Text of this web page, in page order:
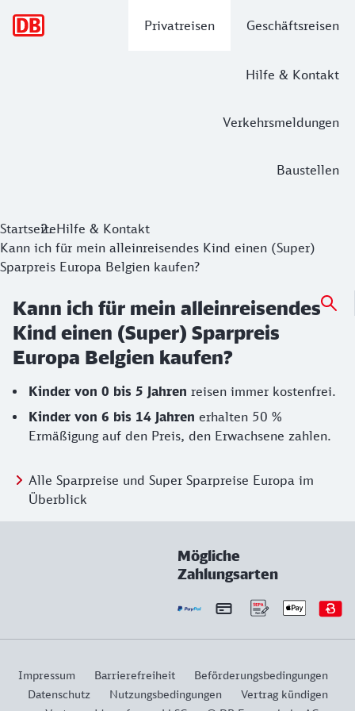
Privatreisen Geschäftsreisen
Hilfe & Kontakt
Verkehrsmeldungen
Baustellen
StartseiteHilfe & Kontakt
Kann ich für mein alleinreisendes Kind einen (Super)
Sparpreis Europa Belgien kaufen?
Kann ich für mein alleinreisendes
Kind einen (Super) Sparpreis
Europa Belgien kaufen?
Kinder von 0 bis 5 Jahren reisen immer kostenfrei.
Kinder von 6 bis 14 Jahren erhalten 50 %
Ermäßigung auf den Preis, den Erwachsene zahlen.
Alle Sparpreise und Super Sparpreise Europa im
Überblick
Mögliche
Zahlungsarten
Impressum Barrierefreiheit
Beförderungsbedingungen
Datenschutz
Nutzungsbedingungen
Vertrag kündigen